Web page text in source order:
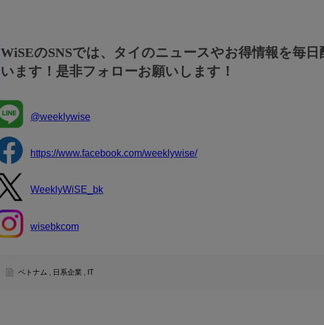
WiSEのSNSでは、タイのニュースやお得情報を毎日
います！是非フォローお願いします！
@weeklywise
https://www.facebook.com/weeklywise/
WeeklyWiSE_bk
wisebkcom
ベトナム 日系企業 IT